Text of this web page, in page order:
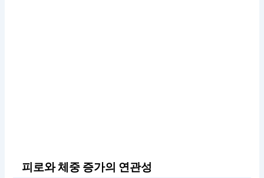
피로와 체중 증가의 연관성